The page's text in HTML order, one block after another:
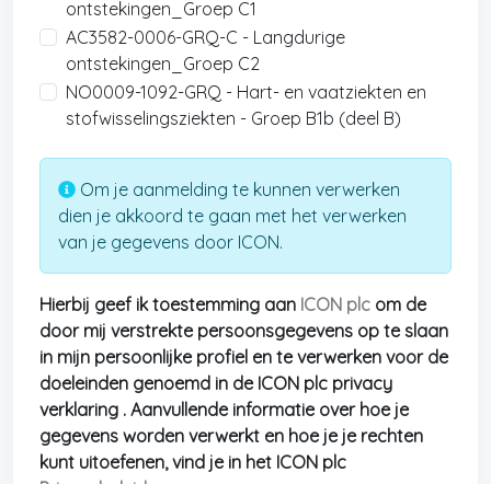
ontstekingen_Groep C1
AC3582-0006-GRQ-C - Langdurige
ontstekingen_Groep C2
NO0009-1092-GRQ - Hart- en vaatziekten en
stofwisselingsziekten - Groep B1b (deel B)
Om je aanmelding te kunnen verwerken
dien je akkoord te gaan met het verwerken
van je gegevens door ICON.
Hierbij geef ik toestemming aan ICON plc om de
door mij verstrekte persoonsgegevens op te slaan
in mijn persoonlijke profiel en te verwerken voor de
doeleinden genoemd in de ICON plc privacy
verklaring . Aanvullende informatie over hoe je
gegevens worden verwerkt en hoe je je rechten
kunt uitoefenen, vind je in het ICON plc